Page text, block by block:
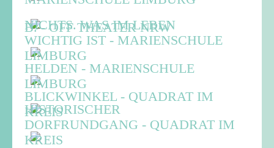
B. - OFF THEATER NRW
NICHTS. WAS IM LEBEN
WICHTIG IST - MARIENSCHULE
LIMBURG
HELDEN - MARIENSCHULE
LIMBURG
BLICKWINKEL - QUADRAT IM
KREIS
HISTORISCHER
DORFRUNDGANG - QUADRAT IM
KREIS